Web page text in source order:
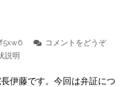
コメントをどうぞ
説明
伊藤です。今回は弁証につ